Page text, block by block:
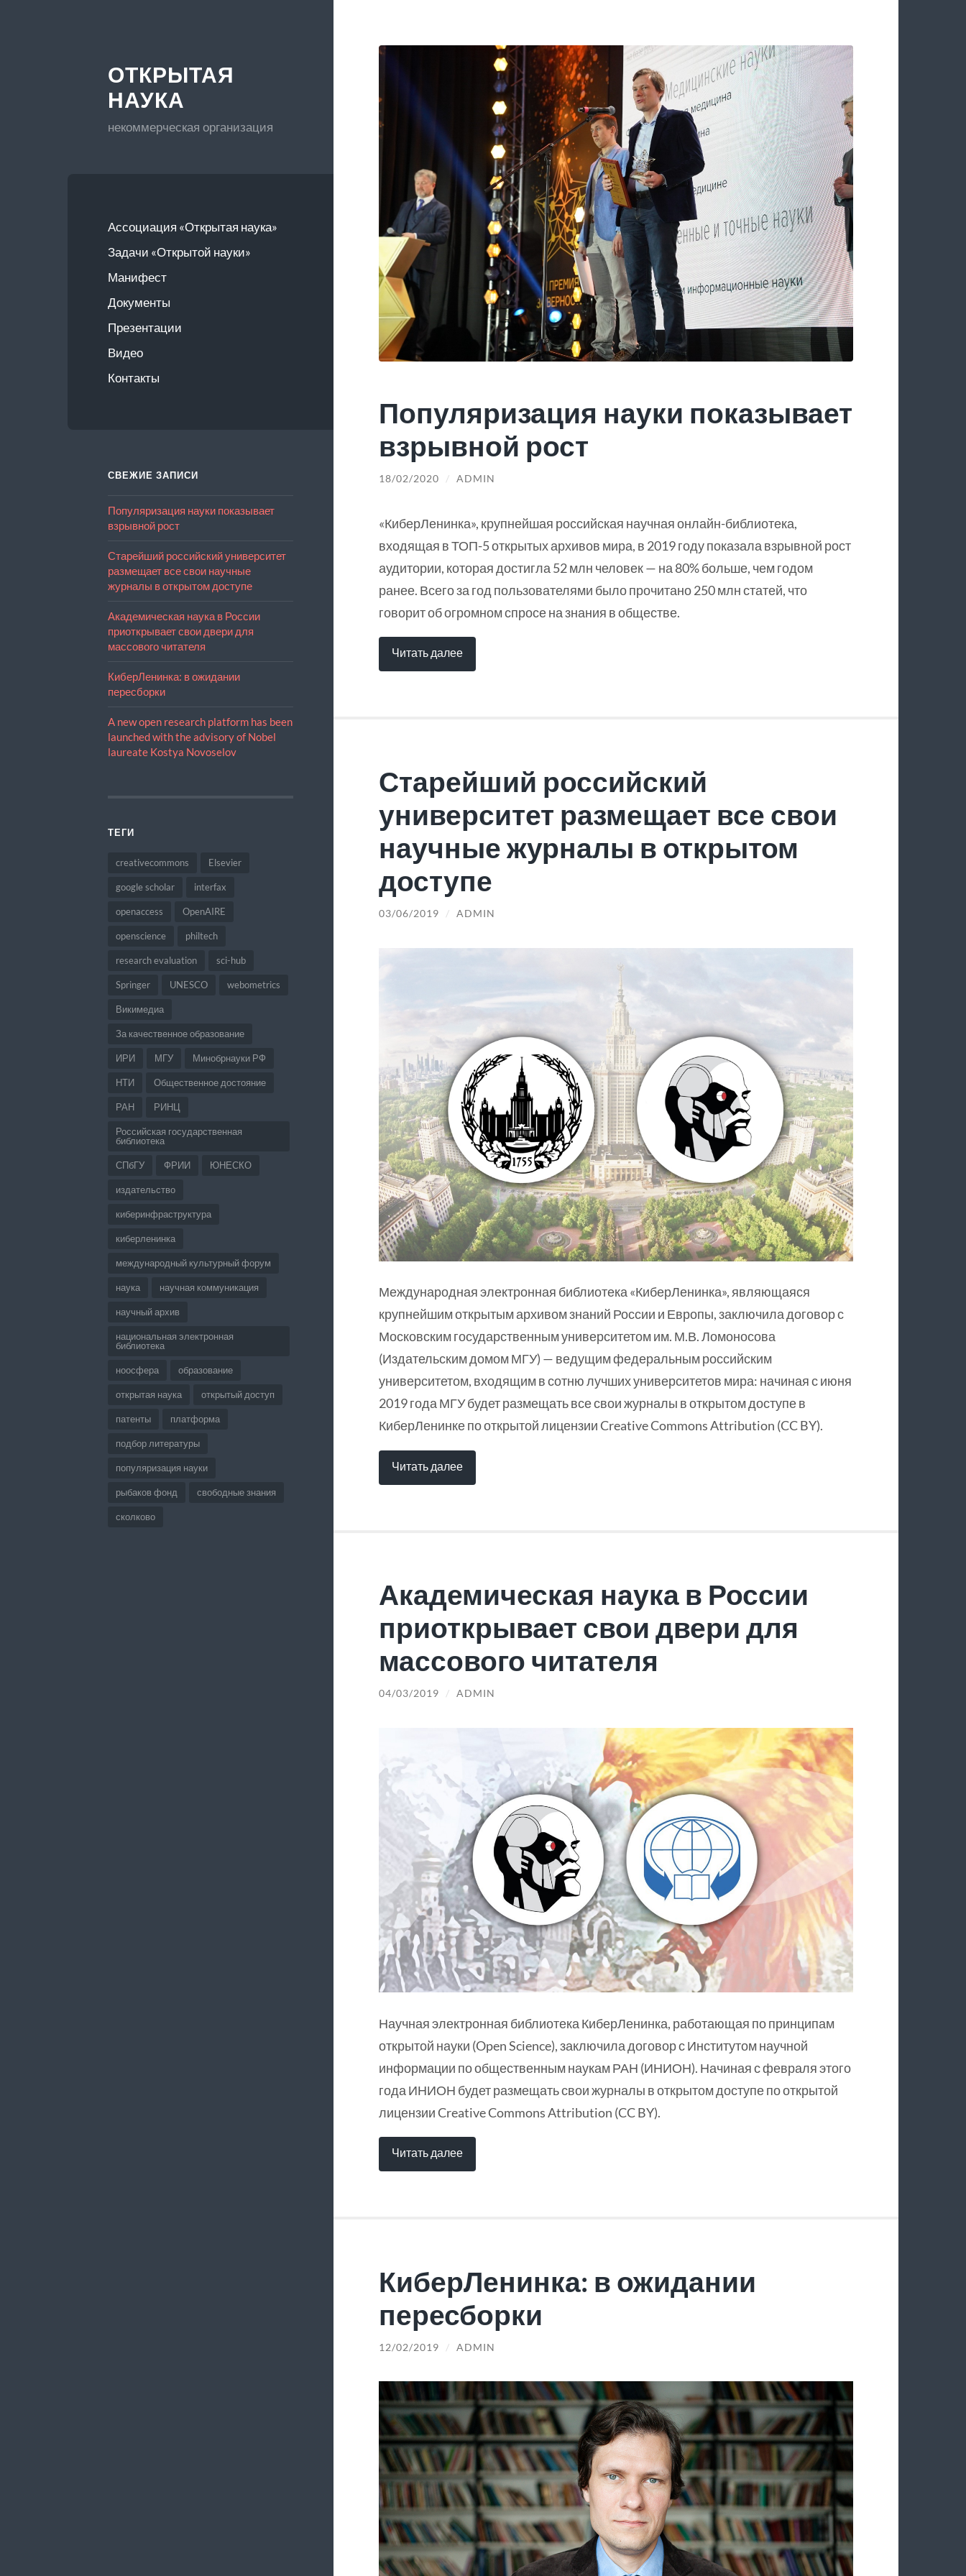
ОТКРЫТАЯ
НАУКА
некоммерческая организация
Ассоциация «Открытая наука»
Задачи «Открытой науки»
Манифест
Документы
Презентации
Видео
Контакты
СВЕЖИЕ ЗАПИСИ
Популяризация науки показывает
взрывной рост
Старейший российский университет
размещает все свои научные
журналы в открытом доступе
Академическая наука в России
приоткрывает свои двери для
массового читателя
КиберЛенинка: в ожидании
пересборки
A new open research platform has been
launched with the advisory of Nobel
laureate Kostya Novoselov
ТЕГИ
creativecommons Elsevier
google scholar interfax
openaccess OpenAIRE
openscience philtech
research evaluation sci-hub
Springer UNESCO webometrics
Викимедиа
За качественное образование
ИРИ МГУ Минобрнауки РФ
НТИ Общественное достояние
РАН РИНЦ
Российская государственная
библиотека
СПбГУ ФРИИ ЮНЕСКО
издательство
киберинфраструктура
киберленинка
международный культурный форум
наука научная коммуникация
научный архив
национальная электронная
библиотека
ноосфера образование
открытая наука открытый доступ
патенты платформа
подбор литературы
популяризация науки
рыбаков фонд свободные знания
сколково
Популяризация науки показывает
взрывной рост
18/02/2020 / ADMIN
«КиберЛенинка», крупнейшая российская научная онлайн-библиотека,
входящая в ТОП-5 открытых архивов мира, в 2019 году показала взрывной рост
аудитории, которая достигла 52 млн человек — на 80% больше, чем годом
ранее. Всего за год пользователями было прочитано 250 млн статей, что
говорит об огромном спросе на знания в обществе.
Читать далее
Старейший российский
университет размещает все свои
научные журналы в открытом
доступе
03/06/2019 / ADMIN
Международная электронная библиотека «КиберЛенинка», являющаяся
крупнейшим открытым архивом знаний России и Европы, заключила договор с
Московским государственным университетом им. М.В. Ломоносова
(Издательским домом МГУ) — ведущим федеральным российским
университетом, входящим в сотню лучших университетов мира: начиная с июня
2019 года МГУ будет размещать все свои журналы в открытом доступе в
КиберЛенинке по открытой лицензии Creative Commons Attribution (CC BY).
Читать далее
Академическая наука в России
приоткрывает свои двери для
массового читателя
04/03/2019 / ADMIN
Научная электронная библиотека КиберЛенинка, работающая по принципам
открытой науки (Open Science), заключила договор с Институтом научной
информации по общественным наукам РАН (ИНИОН). Начиная с февраля этого
года ИНИОН будет размещать свои журналы в открытом доступе по открытой
лицензии Creative Commons Attribution (CC BY).
Читать далее
КиберЛенинка: в ожидании
пересборки
12/02/2019 / ADMIN